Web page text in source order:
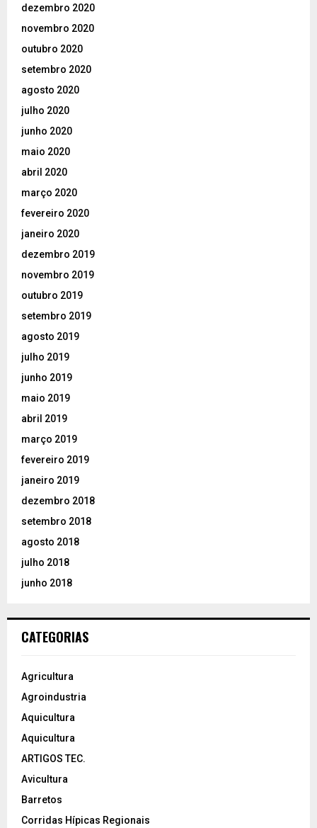
dezembro 2020
novembro 2020
outubro 2020
setembro 2020
agosto 2020
julho 2020
junho 2020
maio 2020
abril 2020
março 2020
fevereiro 2020
janeiro 2020
dezembro 2019
novembro 2019
outubro 2019
setembro 2019
agosto 2019
julho 2019
junho 2019
maio 2019
abril 2019
março 2019
fevereiro 2019
janeiro 2019
dezembro 2018
setembro 2018
agosto 2018
julho 2018
junho 2018
CATEGORIAS
Agricultura
Agroindustria
Aquicultura
Aquicultura
ARTIGOS TEC.
Avicultura
Barretos
Corridas Hípicas Regionais